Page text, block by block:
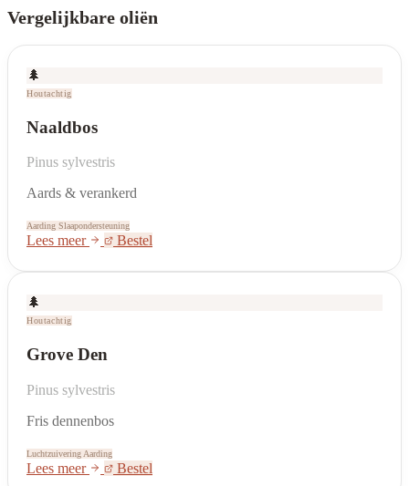
Vergelijkbare oliën
🌲
Houtachtig
Naaldbos
Pinus sylvestris
Aards & verankerd
Aarding Slaapondersteuning
Lees meer Bestel
🌲
Houtachtig
Grove Den
Pinus sylvestris
Fris dennenbos
Luchtzuivering Aarding
Lees meer Bestel